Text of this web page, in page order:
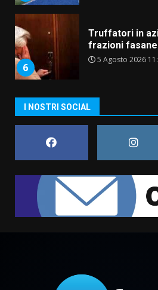
6
Truffatori in
frazioni
5 Agosto 2026
al Prefetto:
serie B”
5 Agosto 2026
1
Carta
di aperture
Comune di
6 Agosto 2026
comunale
I NOSTRI SOCIAL